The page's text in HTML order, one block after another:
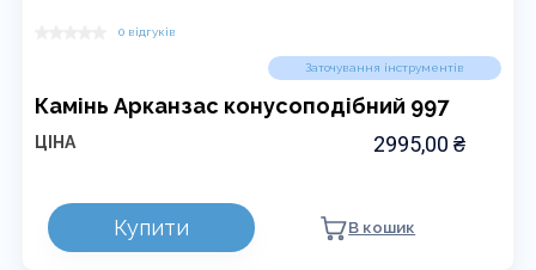
0 відгуків
Камінь Арканзас конусоподібний 997
Заточування інструментів
ЦІНА 2995,00 ₴
Купити В кошик